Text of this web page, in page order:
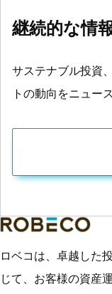
継続的な情
サステナブル投資
トの動向をニュー
ロベコは、卓越した
じて、お客様の資産